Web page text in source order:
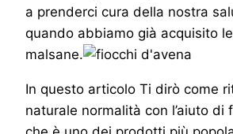
a prenderci cura della nostra
quando abbiamo già acquisito
malsane.
In questo articolo Ti dirò come
naturale normalità con l’aiuto di